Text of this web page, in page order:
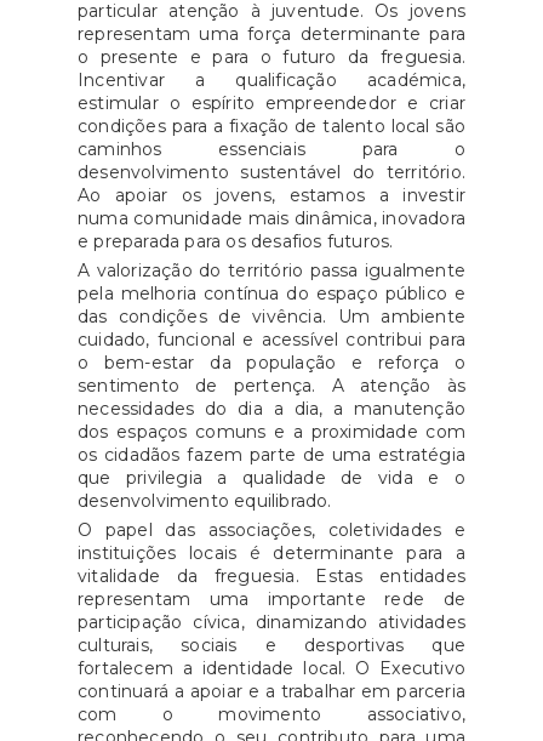
particular atenção à juventude. Os jovens
representam uma força determinante para
o presente e para o futuro da freguesia.
Incentivar a qualificação académica,
estimular o espírito empreendedor e criar
condições para a fixação de talento local são
caminhos essenciais para o
desenvolvimento sustentável do território.
Ao apoiar os jovens, estamos a investir
numa comunidade mais dinâmica, inovadora
e preparada para os desafios futuros.
A valorização do território passa igualmente
pela melhoria contínua do espaço público e
das condições de vivência. Um ambiente
cuidado, funcional e acessível contribui para
o bem-estar da população e reforça o
sentimento de pertença. A atenção às
necessidades do dia a dia, a manutenção
dos espaços comuns e a proximidade com
os cidadãos fazem parte de uma estratégia
que privilegia a qualidade de vida e o
desenvolvimento equilibrado.
O papel das associações, coletividades e
instituições locais é determinante para a
vitalidade da freguesia. Estas entidades
representam uma importante rede de
participação cívica, dinamizando atividades
culturais, sociais e desportivas que
fortalecem a identidade local. O Executivo
continuará a apoiar e a trabalhar em parceria
com o movimento associativo,